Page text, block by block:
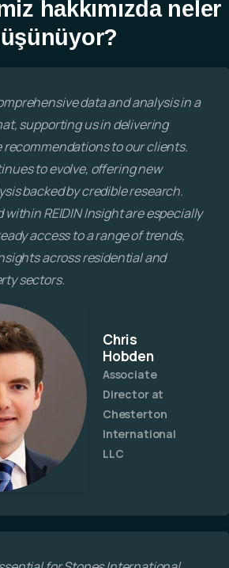
hakkımızda neler
data and analysis in a
supporting us in delivering
recommendations to our clients.
to evolve, offering new
backed by credible research.
within REIDIN Insight are especially
access to a range of trends,
across residential and
sectors.
Chris
Hobden
Associate
Director at
Chesterton
International
LLC